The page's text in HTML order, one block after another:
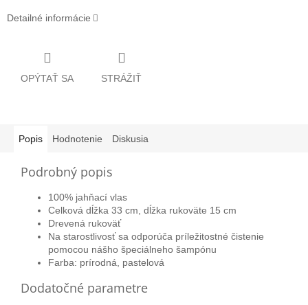
Detailné informácie
OPÝTAŤ SA STRÁŽIŤ
Popis Hodnotenie Diskusia
Podrobný popis
100% jahňací vlas
Celková dĺžka 33 cm, dĺžka rukoväte 15 cm
Drevená rukoväť
Na starostlivosť sa odporúča príležitostné čistenie
pomocou nášho špeciálneho šampónu
Farba: prírodná, pastelová
Dodatočné parametre